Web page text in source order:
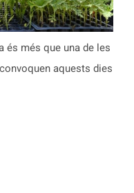
és més que una de les
aquests dies